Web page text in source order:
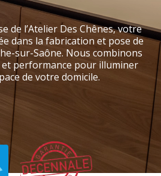
de l’Atelier Des Chênes, votre
dans la fabrication et pose de
sur-Saône. Nous combinons
performance pour illuminer
de votre domicile.